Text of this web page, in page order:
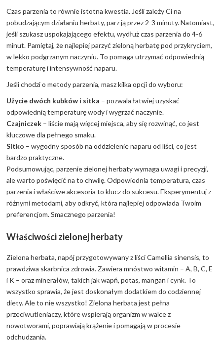
Czas parzenia to równie istotna kwestia. Jeśli zależy Ci na
pobudzającym działaniu herbaty, parz ją przez 2-3 minuty. Natomiast,
jeśli szukasz uspokajającego efektu, wydłuż czas parzenia do 4-6
minut. Pamiętaj, że najlepiej parzyć zieloną herbatę pod przykryciem,
w lekko podgrzanym naczyniu. To pomaga utrzymać odpowiednią
temperaturę i intensywność naparu.
Jeśli chodzi o metody parzenia, masz kilka opcji do wyboru:
Użycie dwóch kubków i sitka – pozwala łatwiej uzyskać
odpowiednią temperaturę wody i wygrzać naczynie.
Czajniczek – liście mają więcej miejsca, aby się rozwinąć, co jest
kluczowe dla pełnego smaku.
Sitko – wygodny sposób na oddzielenie naparu od liści, co jest
bardzo praktyczne.
Podsumowując, parzenie zielonej herbaty wymaga uwagi i precyzji,
ale warto poświęcić na to chwilę. Odpowiednia temperatura, czas
parzenia i właściwe akcesoria to klucz do sukcesu. Eksperymentuj z
różnymi metodami, aby odkryć, która najlepiej odpowiada Twoim
preferencjom. Smacznego parzenia!
Właściwości zielonej herbaty
Zielona herbata, napój przygotowywany z liści Camellia sinensis, to
prawdziwa skarbnica zdrowia. Zawiera mnóstwo witamin – A, B, C, E
i K – oraz minerałów, takich jak wapń, potas, mangan i cynk. To
wszystko sprawia, że jest doskonałym dodatkiem do codziennej
diety. Ale to nie wszystko! Zielona herbata jest pełna
przeciwutleniaczy, które wspierają organizm w walce z
nowotworami, poprawiają krążenie i pomagają w procesie
odchudzania.